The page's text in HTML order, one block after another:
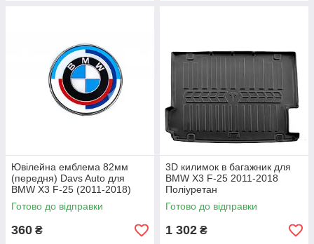
Ювілейна емблема 82мм
(передня) Davs Auto для
BMW X3 F-25 (2011-2018)
ABS-пластик
Готово до відправки
360 ₴
3D килимок в багажник для
BMW X3 F-25 2011-2018
Поліуретан
Готово до відправки
1 302 ₴